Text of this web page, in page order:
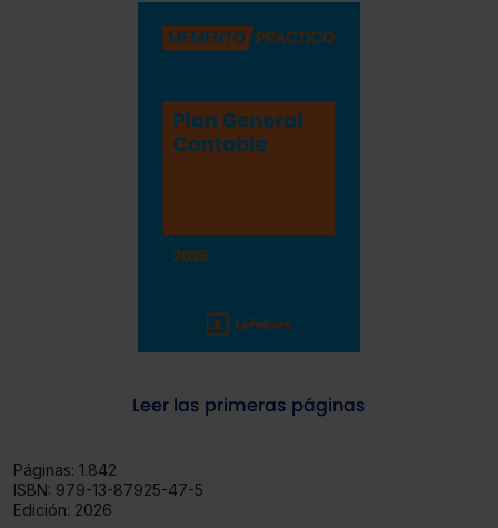
Leer las primeras páginas
Páginas: 1.842
ISBN: 979-13-87925-47-5
Edición: 2026